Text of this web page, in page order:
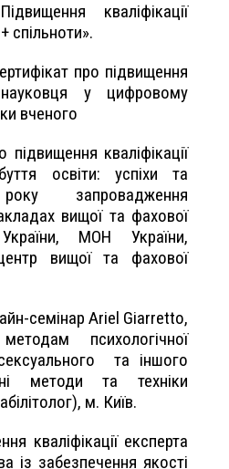
кваліфікації
спільноти».
про підвищення
науковця у цифровому
вченого
кваліфікації
освіти: успіхи та
запровадження
вищої та фахової
МОН України,
вищої та фахової
семінар Ariel Giarretto,
психологічної
та іншого
методи та техніки
м. Київ.
кваліфікації експерта
із забезпечення якості